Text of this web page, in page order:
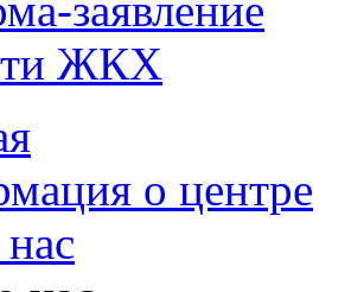
ЖКХ
о центре